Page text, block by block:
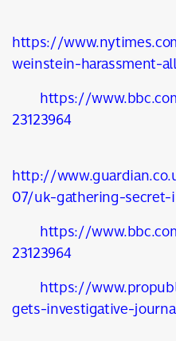
https://
weinstein-harassment-
https://
23123964
http://
07/uk-gathering-
https://
23123964
https://
gets-investigative-